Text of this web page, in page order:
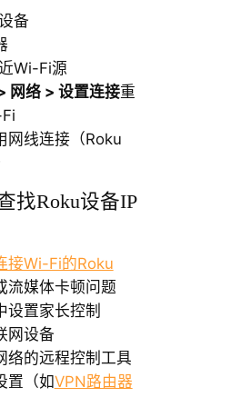
备
Wi-Fi源
网络 > 设置连接重
网线连接（Roku
找Roku设备IP
接Wi-Fi的Roku
流媒体卡顿问题
设置家长控制
网设备
络的远程控制工具
置（如VPN路由器